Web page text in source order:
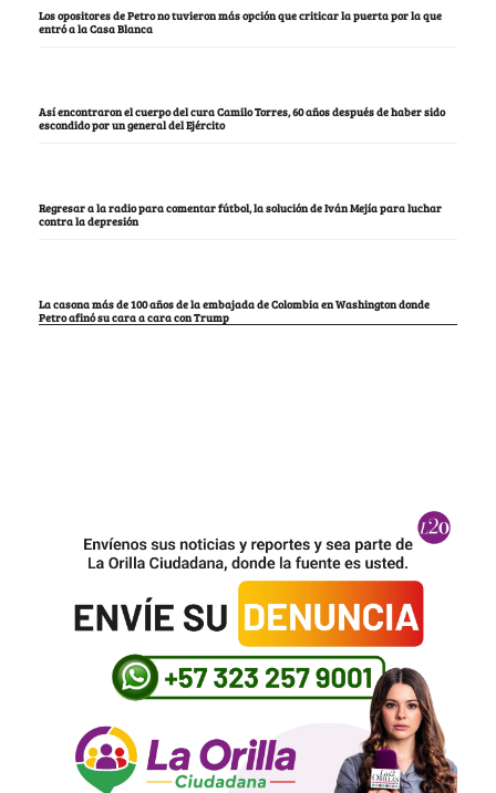
Los opositores de Petro no tuvieron más opción que criticar la puerta por la que
entró a la Casa Blanca
Así encontraron el cuerpo del cura Camilo Torres, 60 años después de haber sido
escondido por un general del Ejército
Regresar a la radio para comentar fútbol, la solución de Iván Mejía para luchar
contra la depresión
La casona más de 100 años de la embajada de Colombia en Washington donde
Petro afinó su cara a cara con Trump